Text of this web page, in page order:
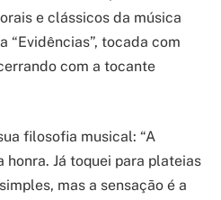
e clássicos da música
“Evidências”, tocada com
com a tocante
filosofia musical: “A
Já toquei para plateias
mas a sensação é a